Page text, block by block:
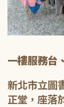
一樓服務台
新北市立圖
正堂，座落